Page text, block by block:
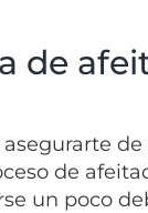
de
de
un poco